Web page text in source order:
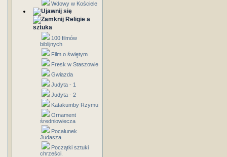
Wdowy w Kościele
Religie a
sztuka
100 filmów
biblijnych
Film o świętym
Fresk w Staszowie
Gwiazda
Judyta - 1
Judyta - 2
Katakumby Rzymu
Ornament
średniowiecza
Pocałunek
Judasza
Początki sztuki
chrześci.